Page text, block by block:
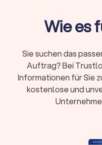
unterstützt Sie im
Formalitäten und
eine einfache
Natur- oder
eine klassische
Auf Trustlocal finden
Kranenburg
Bewertungen, können
Wie es
Sie suchen das
Auftrag? Bei
Informationen für Sie
kostenlose und